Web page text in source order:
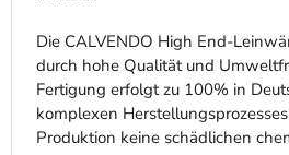
Die CALVENDO High End-
durch hohe Qualität und
Fertigung erfolgt zu 100% in
komplexen
Produktion keine schädlichen